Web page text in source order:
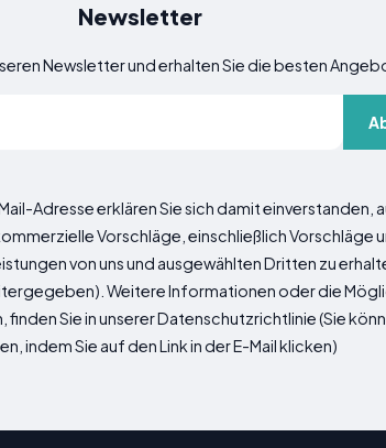
Newsletter
Newsletter und erhalten Sie die besten
Adresse erklären Sie sich damit einverstanden,
Vorschläge, einschließlich Vorschläge
von uns und ausgewählten Dritten zu
Weitere Informationen oder die
Sie in unserer Datenschutzrichtlinie (Sie
indem Sie auf den Link in der E-Mail klicken)